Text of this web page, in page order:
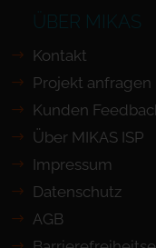
ÜBER MIKAS
Kontakt
Projekt anfragen
Kunden
Über MIKAS ISP
Impressum
Datenschutz
AGB